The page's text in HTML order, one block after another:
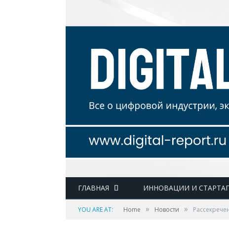
ГЛАВНАЯ ИННОВАЦИИ И
YOU ARE AT: Home » Новости »